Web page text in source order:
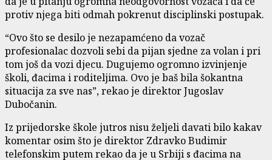
protiv njega biti odmah pokrenut disciplinski postupak.
“Ovo što se desilo je nezapamćeno da vozač
profesionalac dozvoli sebi da pijan sjedne za volan i pri
tom još da vozi djecu. Dugujemo ogromno izvinjenje
školi, đacima i roditeljima. Ovo je baš bila šokantna
situacija za sve nas”, rekao je direktor Jugoslav
Dubočanin.
Iz prijedorske škole jutros nisu željeli davati bilo kakav
komentar osim što je direktor Zdravko Budimir
telefonskim putem rekao da je u Srbiji s đacima na